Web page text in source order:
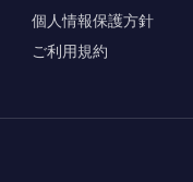
個人情報保護方針
ご利用規約